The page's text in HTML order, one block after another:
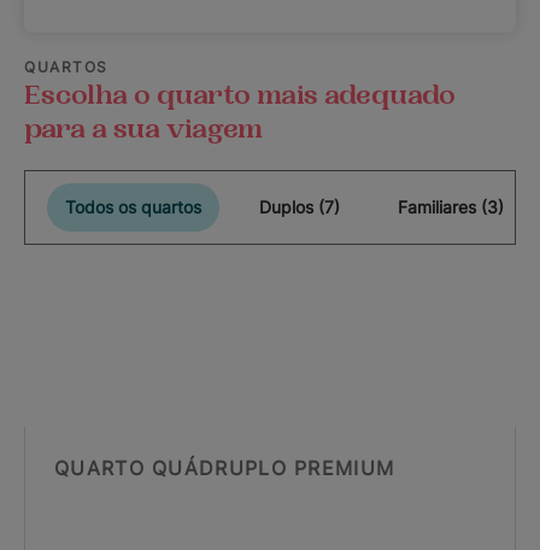
QUARTOS
Escolha o quarto mais adequado
para a sua viagem
Todos os quartos Duplos (7) Familiares (3)
QUARTO QUÁDRUPLO PREMIUM